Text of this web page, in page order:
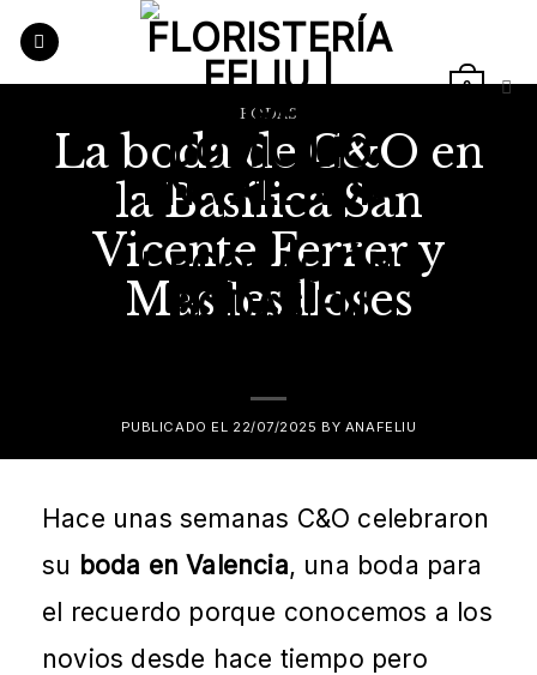
0
BODAS
La boda de C&O en
la Basílica San
Vicente Ferrer y
Mas les lloses
PUBLICADO EL 22/07/2025 BY ANAFELIU
Hace unas semanas C&O celebraron
su boda en Valencia, una boda para
el recuerdo porque conocemos a los
novios desde hace tiempo pero